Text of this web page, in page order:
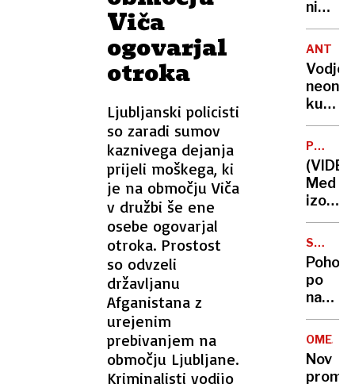
Viča
ogovarjal
otroka
Ljubljanski policisti
so zaradi sumov
kaznivega dejanja
prijeli moškega, ki
je na območju Viča
v družbi še ene
osebe ogovarjal
otroka. Prostost
so odvzeli
državljanu
Afganistana z
urejenim
prebivanjem na
območju Ljubljane.
Kriminalisti vodijo
ni
več
glede
orožja.
To je
Vodjo
kulta,
ki
naj
bi
imel
na
vesti
vrsto
izročili
ZDA
Med
zletel
s
ceste
in
pristal
na
terasi
lokala
NAJDBA
po
odkrila
zaklad,
ki
Nov